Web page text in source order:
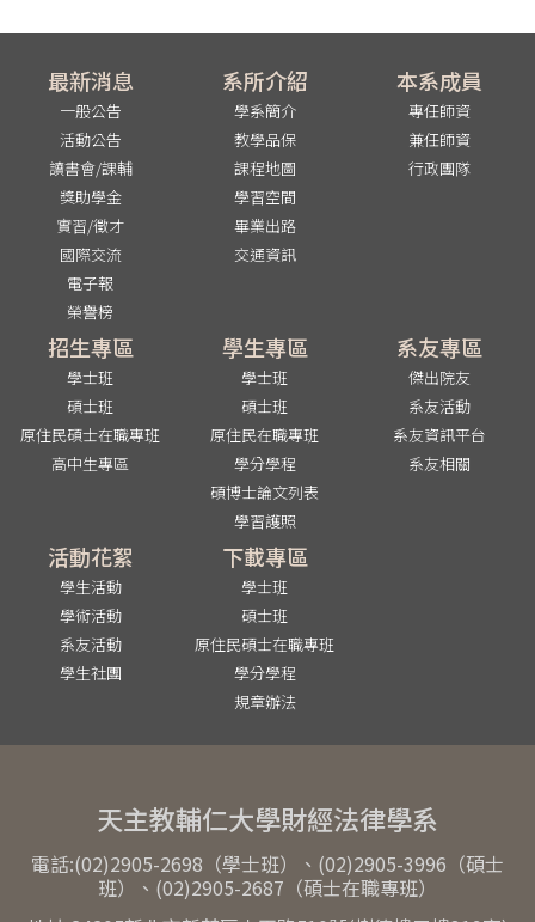
最新消息
一般公告
活動公告
讀書會/課輔
獎助學金
實習/徵才
國際交流
電子報
榮譽榜
系所介紹
學系簡介
教學品保
課程地圖
學習空間
畢業出路
交通資訊
本系成員
專任師資
兼任師資
行政團隊
招生專區
學士班
碩士班
原住民碩士在職專班
高中生專區
學生專區
學士班
碩士班
原住民在職專班
學分學程
碩博士論文列表
學習護照
系友專區
傑出院友
系友活動
系友資訊平台
系友相關
活動花絮
學生活動
學術活動
系友活動
學生社團
下載專區
學士班
碩士班
原住民碩士在職專班
學分學程
規章辦法
天主教輔仁大學財經法律學系
電話:(02)2905-2698（學士班）、(02)2905-3996（碩士
班）、(02)2905-2687（碩士在職專班）